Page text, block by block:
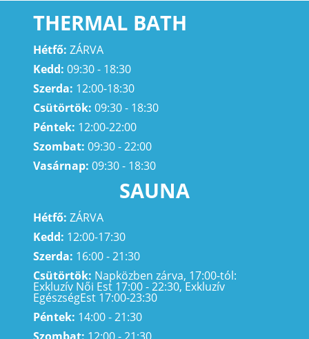
THERMAL BATH
Hétfő: ZÁRVA
Kedd: 09:30 - 18:30
Szerda: 12:00-18:30
Csütörtök: 09:30 - 18:30
Péntek: 12:00-22:00
Szombat: 09:30 - 22:00
Vasárnap: 09:30 - 18:30
SAUNA
Hétfő: ZÁRVA
Kedd: 12:00-17:30
Szerda: 16:00 - 21:30
Csütörtök: Napközben zárva, 17:00-tól:
Exkluzív Női Est 17:00 - 22:30, Exkluzív
EgészségEst 17:00-23:30
Péntek: 14:00 - 21:30